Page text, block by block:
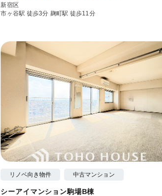
新宿区
市ヶ谷駅 徒歩3分 麹町駅 徒歩11分
リノベ向き物件 中古マンション
シーアイマンション駒場B棟